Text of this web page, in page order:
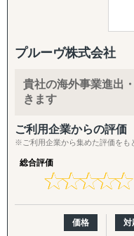
市場調査では、有識者
を展開しておりますが
「バイアスがかかった
いったお悩みを抱える
②競合調査
「競合がなぜ成功・失
相談をよくいただきます
弊社の競合調査では、
のマーケティング戦略
サービス内容としては
1. 海外営業代行（B2B）
ターゲットリストの作
る商流構築、継続的な
「商談化」「販路開拓
2. パートナー開拓支援
海外展開の成否を分け
合わせ」です。開拓戦
度付け、アプローチ代
拓後の現地事業開発（
マップ策定・交渉代行
【圧倒的な台湾ネット
創業以来、台湾に毎月
ーシップにより、
他社では提供できない
米、庭木、観賞魚など
【貿易業界の"異端児"と
常識にとらわれない発
な案件にも果敢に挑戦。
生き物・植物の輸出入
専門性の高いサービス
プルーヴ株式会社
貴社の海外事業進出
きます
ご利用企業からの評価
※ご利用企業から集めた評価をも
総合評価
★★★★★
★★★★★
価格 対